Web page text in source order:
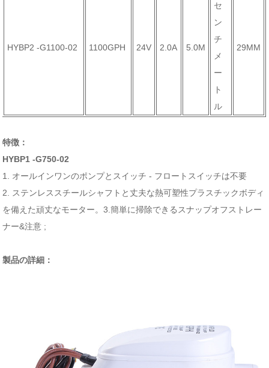
HYBP2 -G1100-02 1100GPH 24V 2.0A 5.0M
セ
ン
チ
メ
ー
ト
ル
29MM
特徴：
HYBP1 -G750-02
1. オールインワンのポンプとスイッチ - フロートスイッチは不要
2. ステンレススチールシャフトと丈夫な熱可塑性プラスチックボディ
を備えた頑丈なモーター。3.簡単に掃除できるスナップオフストレー
ナー&注意 ;
製品の詳細：